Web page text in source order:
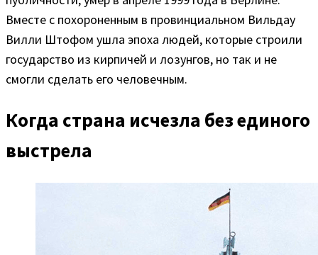
Вместе с похороненным в провинциальном Вильдау
Вилли Штофом ушла эпоха людей, которые строили
государство из кирпичей и лозунгов, но так и не
смогли сделать его человечным.
Когда страна исчезла без единого
выстрела